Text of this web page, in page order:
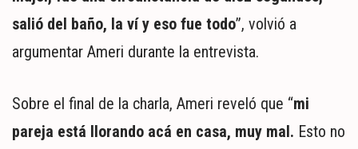
salió del baño, la ví y eso fue todo”, volvió a
argumentar Ameri durante la entrevista.
Sobre el final de la charla, Ameri reveló que “mi
pareja está llorando acá en casa, muy mal. Esto no